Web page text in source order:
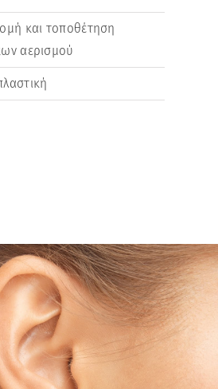
και τοποθέτηση
αερισμού